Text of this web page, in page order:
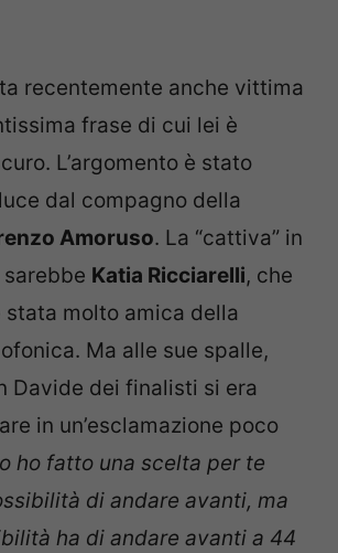
recentemente anche vittima
frase di cui lei è
L’argomento è stato
dal compagno della
Amoruso. La “cattiva” in
Katia Ricciarelli, che
stata molto amica della
Ma alle sue spalle,
Davide dei finalisti si era
in un’esclamazione poco
ho fatto una scelta per te
di andare avanti, ma
ha di andare avanti a 44